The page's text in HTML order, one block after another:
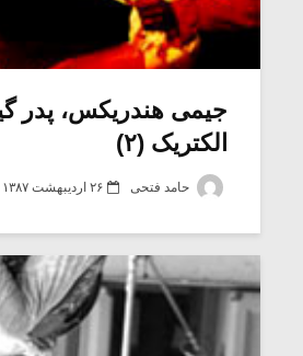
جیمی هندریکس، پدر
الکتریک (۲)
حامد فتحی ۲۶ اردیبهشت ۱۳۸۷